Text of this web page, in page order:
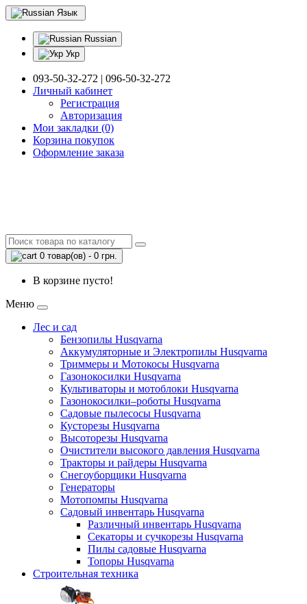
Язык
Russian
Укр
093-50-32-272 | 096-50-32-272
Личный кабинет
Регистрация
Авторизация
Мои закладки (0)
Корзина покупок
Оформление заказа
0 товар(ов) - 0 грн.
В корзине пусто!
Меню
Лес и сад
Бензопилы Husqvarna
Аккумуляторные и Электропилы Нusqvarna
Триммеры и Мотокосы Нusqvarna
Газонокосилки Husqvarna
Культиваторы и мотоблоки Husqvarna
Газонокосилки–роботы Husqvarna
Садовые пылесосы Husqvarna
Кусторезы Husqvarna
Высоторезы Husqvarna
Очистители высокого давления Husqvarna
Тракторы и райдеры Husqvarna
Снегоуборщики Husqvarna
Генераторы
Мотопомпы Husqvarna
Садовый инвентарь Husqvarna
Различный инвентарь Husqvarna
Секаторы и сучкорезы Husqvarna
Пилы садовые Husqvarna
Топоры Husqvarna
Строительная техника